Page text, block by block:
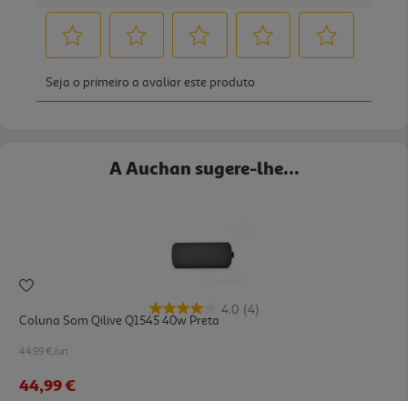
A Auchan sugere-lhe...
4.0 (4)
Coluna Som Qilive Q1545 40w Preta
44.99 €/un
44,99 €